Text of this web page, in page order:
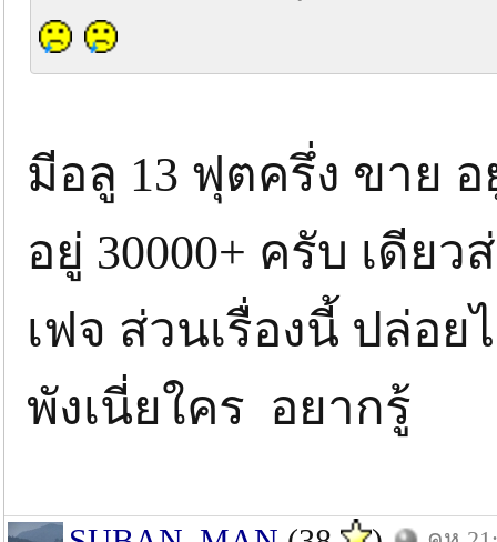
มีอลู 13 ฟุตครึ่ง ขาย
อยู่ 30000+ ครับ เดีย
เฟจ ส่วนเรื่องนี้ ปล่อ
พังเนี่ยใคร อยากรู้